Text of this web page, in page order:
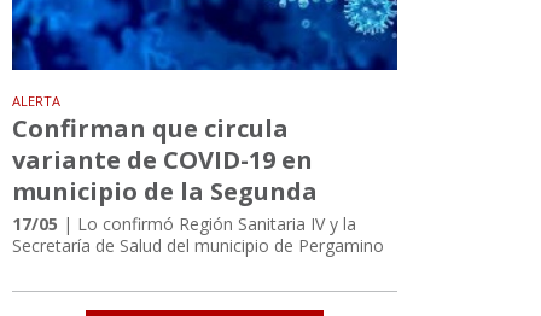
ALERTA
Confirman que circula
variante de COVID-19 en
municipio de la Segunda
17/05 | Lo confirmó Región Sanitaria IV y la
Secretaría de Salud del municipio de Pergamino